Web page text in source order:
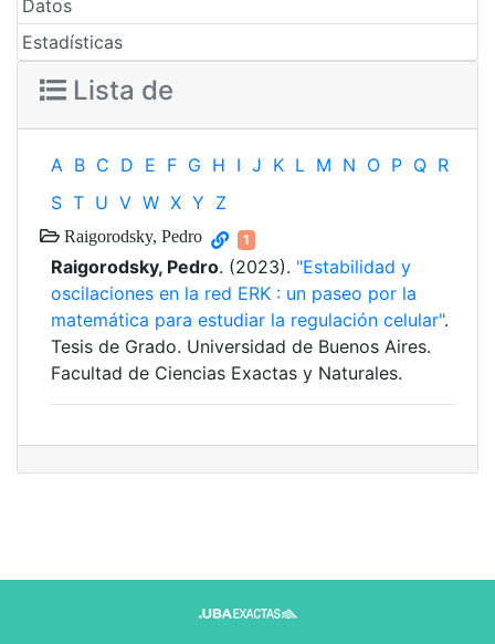
Datos
Estadísticas
Lista de
A B C D E F G H I J K L M N O P Q R
S T U V W X Y Z
Raigorodsky, Pedro 1
Raigorodsky, Pedro. (2023). "Estabilidad y
oscilaciones en la red ERK : un paseo por la
matemática para estudiar la regulación celular".
Tesis de Grado. Universidad de Buenos Aires.
Facultad de Ciencias Exactas y Naturales.